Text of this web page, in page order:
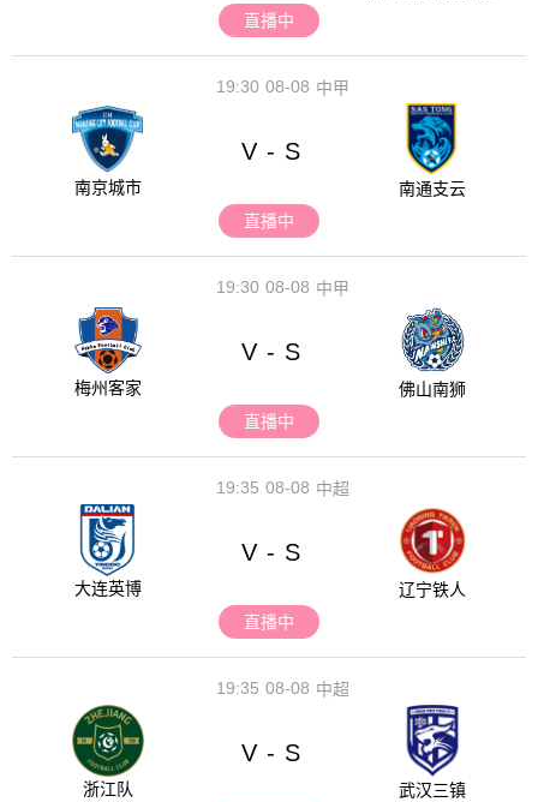
直播中
08-08
19:30 中甲
南京城市
V - S
南通支云
直播中
08-08
19:30 中甲
梅州客家
V - S
佛山南狮
直播中
08-08
19:35 中超
大连英博
V - S
辽宁铁人
直播中
08-08
19:35 中超
浙江队
V - S
武汉三镇